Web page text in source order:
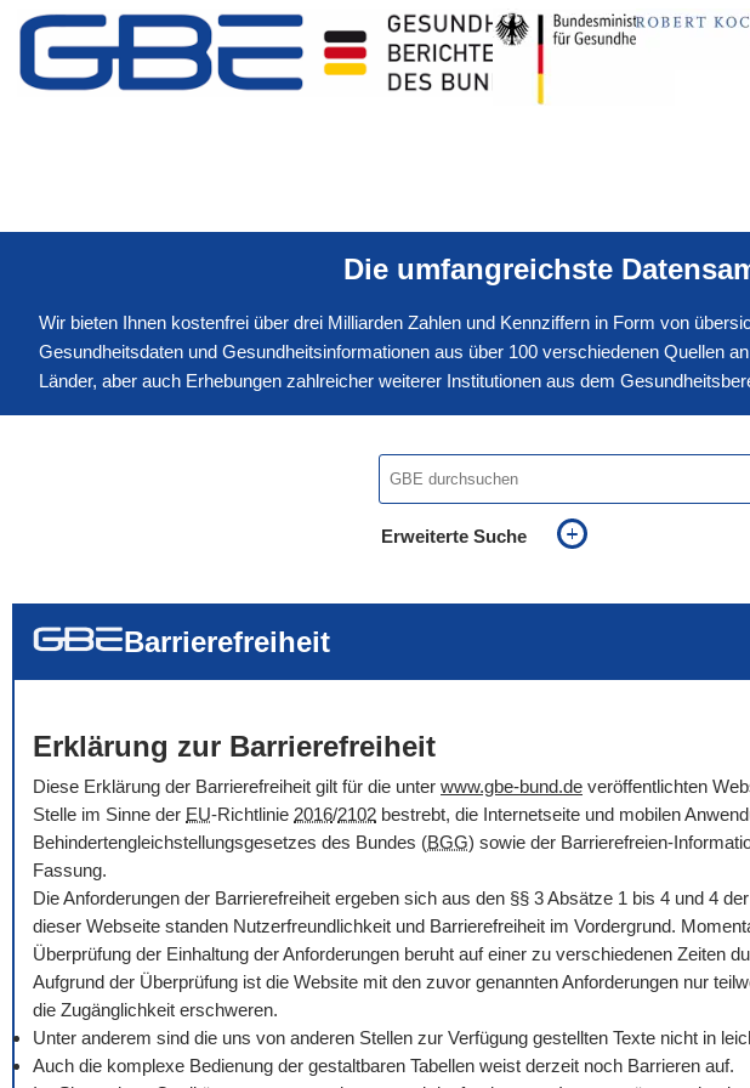
Die umfangreichste
Wir bieten Ihnen kostenfrei über drei Milliarden Zahlen und Kennziffern in Form von
Gesundheitsdaten und Gesundheitsinformationen aus über 100 verschiedenen Quellen
Länder, aber auch Erhebungen zahlreicher weiterer Institutionen aus dem
Erweiterte Suche
Barrierefreiheit
Erklärung zur Barrierefreiheit
Diese Erklärung der Barrierefreiheit gilt für die unter www.gbe-bund.de veröffentlichten
Stelle im Sinne der EU-Richtlinie 2016/2102 bestrebt, die Internetseite und mobilen
Behindertengleichstellungsgesetzes des Bundes (BGG) sowie der Barrierefreien-
Fassung.
Die Anforderungen der Barrierefreiheit ergeben sich aus den §§ 3 Absätze 1 bis 4 und 4 der
dieser Webseite standen Nutzerfreundlichkeit und Barrierefreiheit im Vordergrund.
Überprüfung der Einhaltung der Anforderungen beruht auf einer zu verschiedenen Zeiten
Aufgrund der Überprüfung ist die Website mit den zuvor genannten Anforderungen nur
die Zugänglichkeit erschweren.
Unter anderem sind die uns von anderen Stellen zur Verfügung gestellten Texte nicht in
Auch die komplexe Bedienung der gestaltbaren Tabellen weist derzeit noch Barrieren auf.